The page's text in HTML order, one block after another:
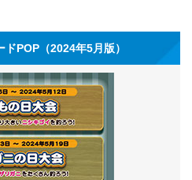
POP（2024年5月版）